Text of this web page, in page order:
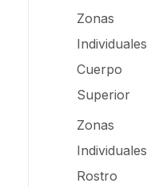
Zonas
Individuales
Cuerpo
Superior
Zonas
Individuales
Rostro